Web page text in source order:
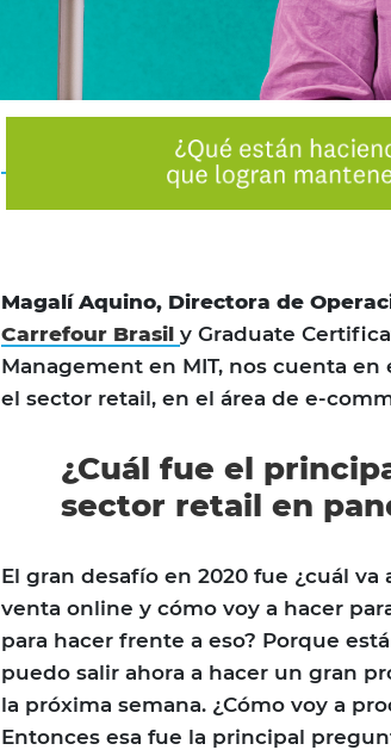
Magalí Aquino, Directora de
Carrefour Brasil y Graduate
Management en MIT, nos cuenta
el sector retail, en el área de e-
¿Cuál fue el
sector retail en
El gran desafío en 2020 fue ¿cuál
venta online y cómo voy a hacer
para hacer frente a eso? Porque
puedo salir ahora a hacer un gran
la próxima semana. ¿Cómo voy a
Entonces esa fue la principal